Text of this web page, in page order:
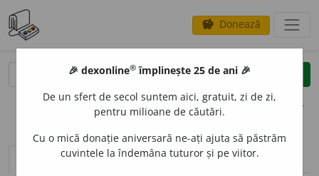
savings Donează
clear
opțiuni
definiții (1) pronunțievolume_up (23)
🎉 dexonline® împlinește 25 de ani 🎉
De un sfert de secol suntem aici, gratuit, zi de zi,
pentru milioane de căutări.
Cu o mică donație aniversară ne-ați ajuta să păstrăm
cuvintele la îndemâna tuturor și pe viitor.